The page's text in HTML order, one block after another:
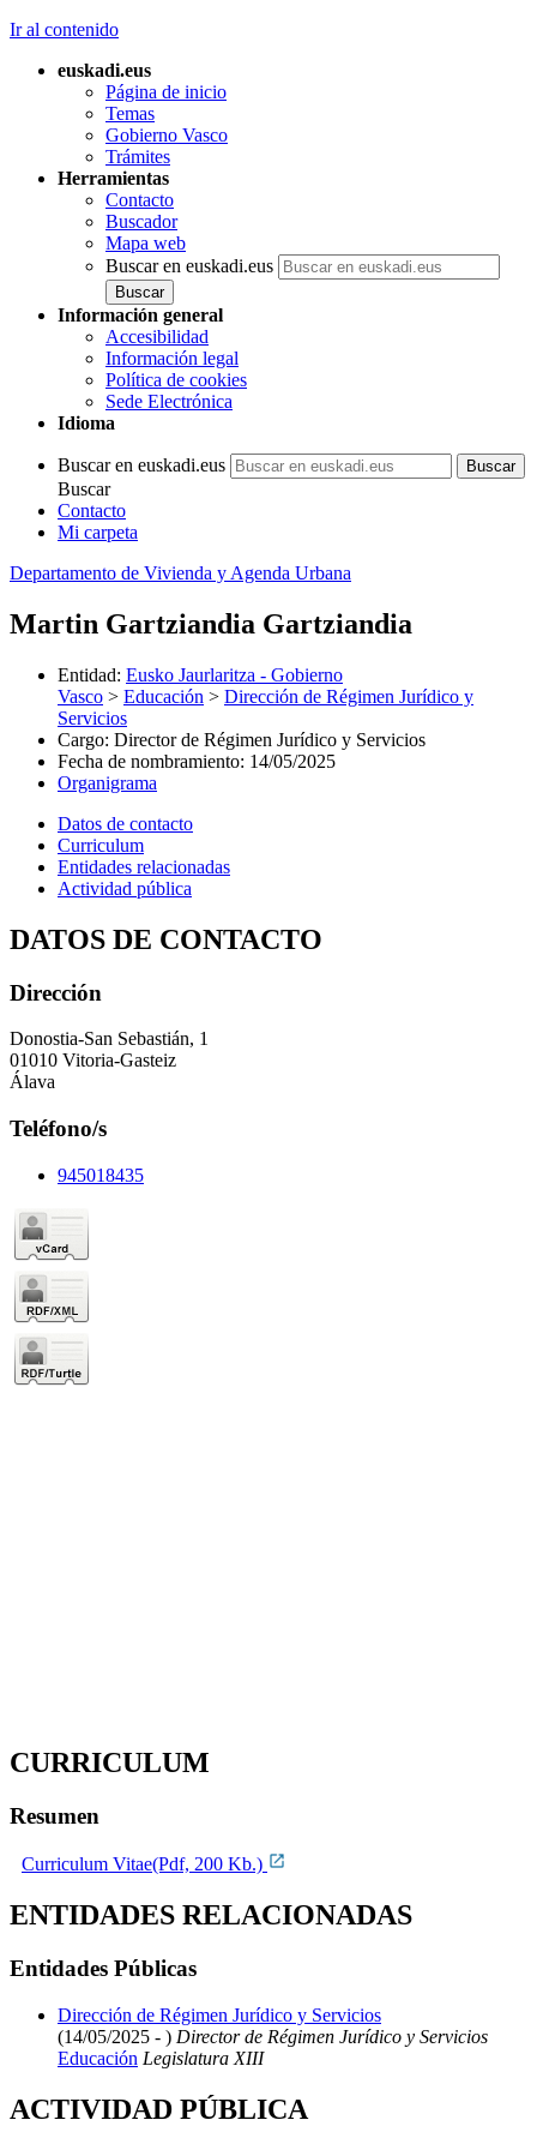
Ir al contenido
euskadi.eus
Página de inicio
Temas
Gobierno Vasco
Trámites
Herramientas
Contacto
Buscador
Mapa web
Buscar en euskadi.eus
Información general
Accesibilidad
Información legal
Política de cookies
Sede Electrónica
Idioma
Buscar en euskadi.eus
Buscar
Contacto
Mi carpeta
Departamento de Vivienda y Agenda Urbana
Martin Gartziandia Gartziandia
Entidad: Eusko Jaurlaritza - Gobierno
Vasco > Educación > Dirección de Régimen Jurídico y
Servicios
Cargo: Director de Régimen Jurídico y Servicios
Fecha de nombramiento: 14/05/2025
Organigrama
Datos de contacto
Curriculum
Entidades relacionadas
Actividad pública
DATOS DE CONTACTO
Dirección
Donostia-San Sebastián, 1
01010 Vitoria-Gasteiz
Álava
Teléfono/s
945018435
CURRICULUM
Resumen
Curriculum Vitae(Pdf, 200 Kb.)
ENTIDADES RELACIONADAS
Entidades Públicas
Dirección de Régimen Jurídico y Servicios
(14/05/2025 - ) Director de Régimen Jurídico y Servicios
Educación Legislatura XIII
ACTIVIDAD PÚBLICA